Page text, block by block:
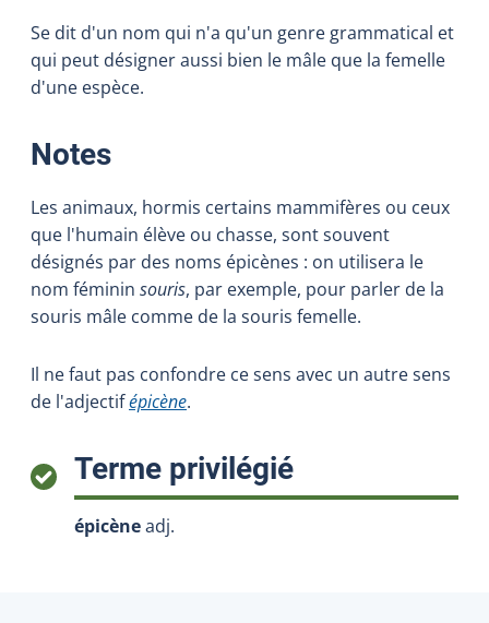
Se dit d'un nom qui n'a qu'un genre grammatical et
qui peut désigner aussi bien le mâle que la femelle
d'une espèce.
Notes:
Les animaux, hormis certains mammifères ou ceux
que l'humain élève ou chasse, sont souvent
désignés par des noms épicènes : on utilisera le
nom féminin souris, par exemple, pour parler de la
souris mâle comme de la souris femelle.
Il ne faut pas confondre ce sens avec un autre sens
de l'adjectifépicène.
Terme privilégié:
épicèneadj.